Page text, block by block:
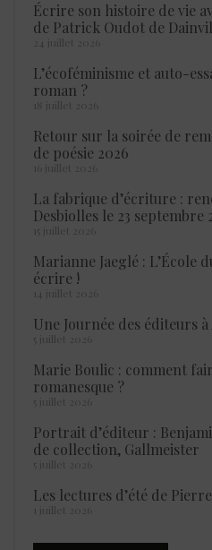
Écrire son histoire de vie
de Patrick Oudot de
24 juillet 2026
L’écoféminisme et auto-
roman ?
18 juillet 2026
Retour sur la soirée de
de poésie 2026
16 juillet 2026
La fabrique d’écriture :
Desbiolles le 23 septembre
15 juillet 2026
Marianne Jaeglé : L’École
écrire !
14 juillet 2026
Une Journée des éditeurs
5 juillet 2026
Marie Boulic : comment
romanesque ?
5 juillet 2026
Portrait d’éditeur :
de collection, Gallmeister
5 juillet 2026
Les lectures d’été de
1 juillet 2026